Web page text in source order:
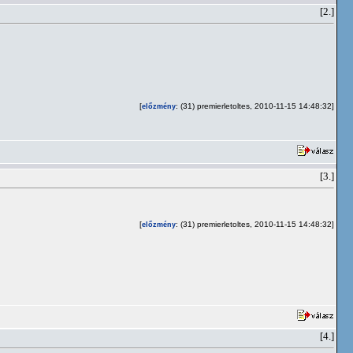
[2.]
[előzmény: (31) premierletoltes, 2010-11-15 14:48:32]
[3.]
[előzmény: (31) premierletoltes, 2010-11-15 14:48:32]
[4.]